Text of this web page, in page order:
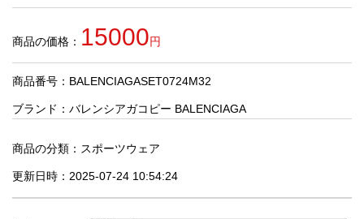
商
人
気
商
セ
商品の価格： 15000円
商品番号：BALENCIAGASET0724M32
ブランド： バレンシアガコピー BALENCIAGA
商品の分類： スポーツウェア
更新日時：2025-07-24 10:54:24